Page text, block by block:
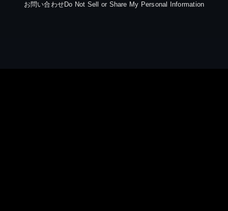
お問い合わせDo Not Sell or Share My Personal Information